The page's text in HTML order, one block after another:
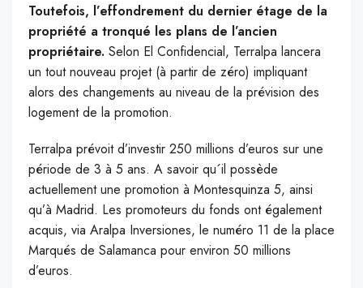
Toutefois, l’effondrement du dernier étage de la
propriété a tronqué les plans de l’ancien
propriétaire. Selon El Confidencial, Terralpa lancera
un tout nouveau projet (à partir de zéro) impliquant
alors des changements au niveau de la prévision des
logement de la promotion.
Terralpa prévoit d’investir 250 millions d’euros sur une
période de 3 à 5 ans. A savoir qu´il possède
actuellement une promotion à Montesquinza 5, ainsi
qu’à Madrid. Les promoteurs du fonds ont également
acquis, via Aralpa Inversiones, le numéro 11 de la place
Marqués de Salamanca pour environ 50 millions
d’euros.